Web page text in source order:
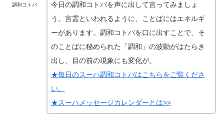
調和コトバ
今日の調和コトバを声に出して言ってみましょ
う。言霊といわれるように、ことばにはエネルギ
ーがあります。調和コトバを口に出すことで、そ
のことばに秘められた「調和」の波動がはたらき
出し、目の前の現象にも変化が。
★毎日のスーハ調和コトバはこちらをご覧くださ
い。
★スーハメッセージカレンダーとは>>